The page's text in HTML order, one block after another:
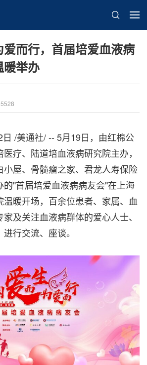
而行，首届培爱血液病
暖举办
5528
/美通社/ -- 5月19日，由红棉公
疗、陆道培血液病研究院主办，
小屋、骨髓瘤之家、君龙人寿保险
的"首届培爱血液病病友会"在上海
暖开场，百余位患者、家属、血
及关注血液病群体的爱心人士、
行交流、座谈。